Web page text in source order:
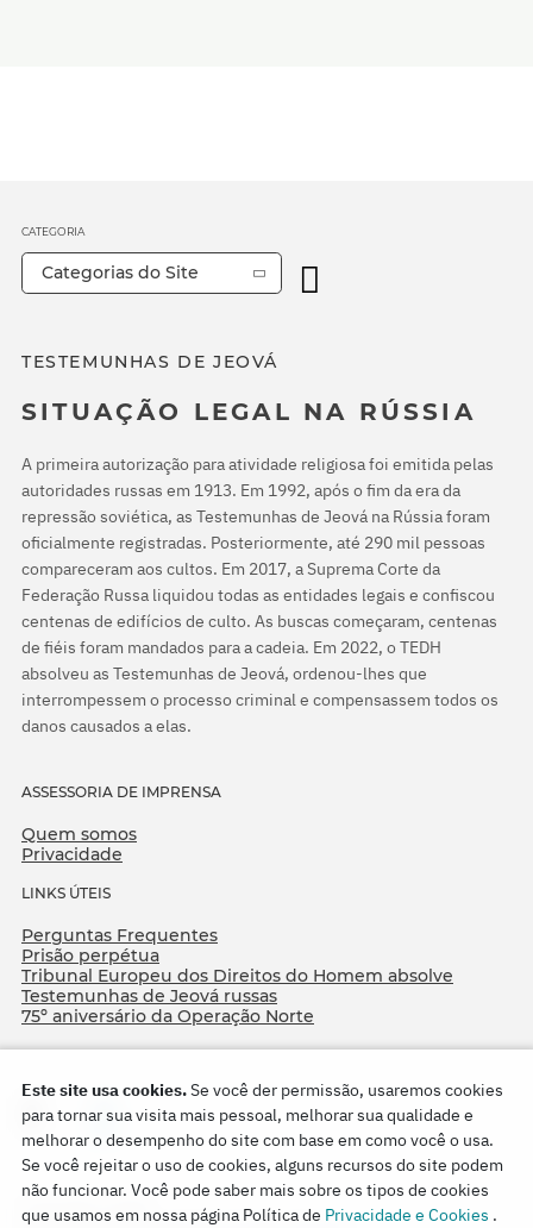
TESTEMUNHAS DE JEOVÁ
SITUAÇÃO LEGAL NA RÚSSIA
A primeira autorização para atividade religiosa foi emitida pelas
autoridades russas em 1913. Em 1992, após o fim da era da
repressão soviética, as Testemunhas de Jeová na Rússia foram
oficialmente registradas. Posteriormente, até 290 mil pessoas
compareceram aos cultos. Em 2017, a Suprema Corte da
Federação Russa liquidou todas as entidades legais e confiscou
centenas de edifícios de culto. As buscas começaram, centenas
de fiéis foram mandados para a cadeia. Em 2022, o TEDH
absolveu as Testemunhas de Jeová, ordenou-lhes que
interrompessem o processo criminal e compensassem todos os
danos causados a elas.
ASSESSORIA DE IMPRENSA
Quem somos
Privacidade
LINKS ÚTEIS
Perguntas Frequentes
Prisão perpétua
Tribunal Europeu dos Direitos do Homem absolve
Testemunhas de Jeová russas
75º aniversário da Operação Norte
CATEGORIA
Categorias do Site
Este site usa cookies.Se você der permissão, usaremos cookies
para tornar sua visita mais pessoal, melhorar sua qualidade e
melhorar o desempenho do site com base em como você o usa.
Se você rejeitar o uso de cookies, alguns recursos do site podem
não funcionar. Você pode saber mais sobre os tipos de cookies
que usamos em nossa página Política de Privacidade e Cookies .